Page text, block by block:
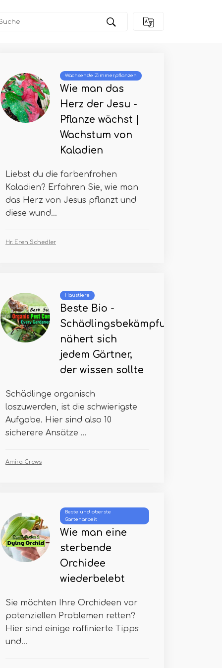
Wachsende Zimmerpflanzen
Wie man das
Herz der Jesu -
Pflanze wächst |
Wachstum von
Kaladien
Liebst du die farbenfrohen
Kaladien? Erfahren Sie, wie man
das Herz von Jesus pflanzt und
diese wund...
Hr. Eren Schedler
Haustiere
Beste Bio -
Schädlingsbekämpfung
nähert sich
jedem Gärtner,
der wissen sollte
Schädlinge organisch
loszuwerden, ist die schwierigste
Aufgabe. Hier sind also 10
sicherere Ansätze ...
Amira Crews
Beste und oberste
Gartenarbeit
Wie man eine
sterbende
Orchidee
wiederbelebt
Sie möchten Ihre Orchideen vor
potenziellen Problemen retten?
Hier sind einige raffinierte Tipps
und...